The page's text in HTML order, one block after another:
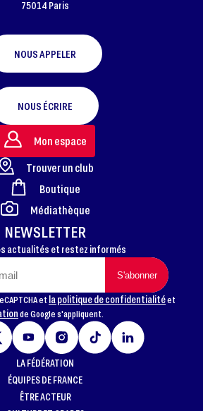
FOOTER
75014 Paris
NOUS APPELER
NOUS ÉCRIRE
NEWSLETTER
actualités et restez informés
et la politique de confidentialitéet
de Google s'appliquent.
Mon espace
Trouver un club
Boutique
Médiathèque
LA FÉDÉRATION
ÉQUIPES DE FRANCE
ÊTRE ACTEUR